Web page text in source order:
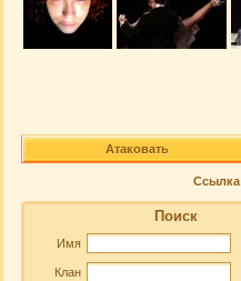
Атаковать
Ссылка
Поиск
Имя
Клан